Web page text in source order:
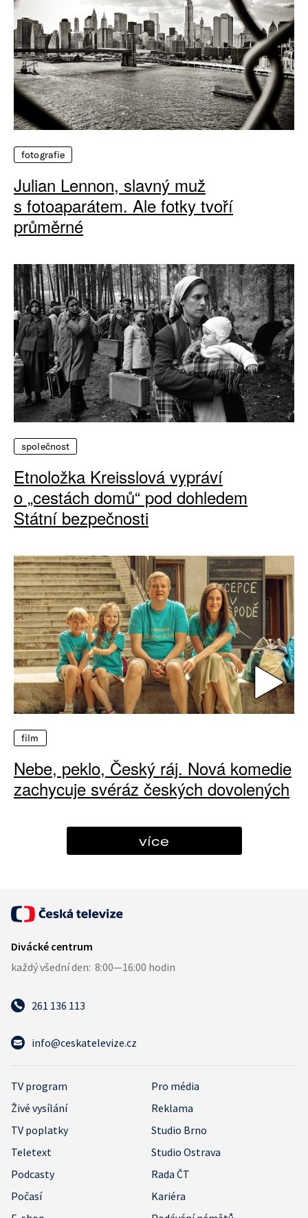
fotografie
Julian Lennon, slavný muž
s fotoaparátem. Ale fotky tvoří
průměrné
společnost
Etnoložka Kreisslová vypráví
o „cestách domů“ pod dohledem
Státní bezpečnosti
film
Nebe, peklo, Český ráj. Nová komedie
zachycuje svéráz českých dovolených
více
261 136 113
info@ceskatelevize.cz
TV program
Pro média
Živé vysílání
Reklama
TV poplatky
Studio Brno
Teletext
Studio Ostrava
Podcasty
Rada ČT
Počasí
Kariéra